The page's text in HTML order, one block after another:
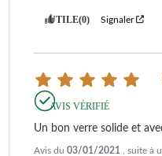
UTILE(0) Signaler
AVIS VÉRIFIÉ
Un bon verre solide et
Avis du 03/01/2021 , suite à